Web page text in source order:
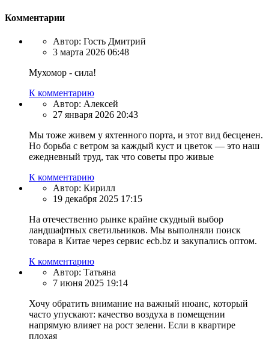
Комментарии
Автор: Гость Дмитрий
3 марта 2026 06:48
Мухомор - сила!
К комментарию
Автор: Алексей
27 января 2026 20:43
Мы тоже живем у яхтенного порта, и этот вид бесценен.
Но борьба с ветром за каждый куст и цветок — это наш
ежедневный труд, так что советы про живые
К комментарию
Автор: Кирилл
19 декабря 2025 17:15
На отечественно рынке крайне скудный выбор
ландшафтных светильников. Мы выполняли поиск
товара в Китае через сервис ecb.bz и закупались оптом.
К комментарию
Автор: Татьяна
7 июня 2025 19:14
Хочу обратить внимание на важный нюанс, который
часто упускают: качество воздуха в помещении
напрямую влияет на рост зелени. Если в квартире
плохая